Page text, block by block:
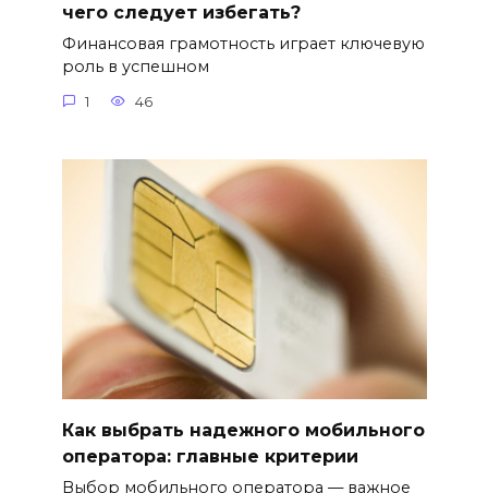
чего следует избегать?
Финансовая грамотность играет ключевую
роль в успешном
1 46
Как выбрать надежного мобильного
оператора: главные критерии
Выбор мобильного оператора — важное